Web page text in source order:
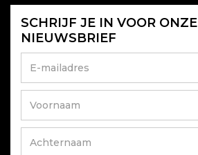
SCHRIJF JE IN VOOR ONZE
NIEUWSBRIEF